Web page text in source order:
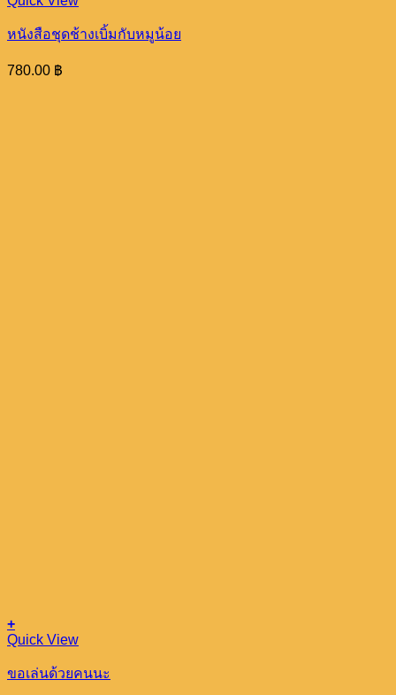
หนังสือชุดช้างเบิ้มกับหมูน้อย
780.00 ฿
+
Quick View
ขอเล่นด้วยคนนะ